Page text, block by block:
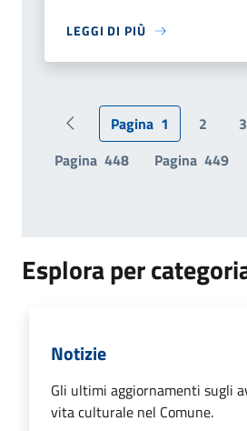
LEGGI DI PIÙ
Pagina precedente
Pagina 1 2 3
Pagina 448 Pagina 449
Esplora per
Notizie
Gli ultimi aggiornamenti sugli
vita culturale nel Comune.